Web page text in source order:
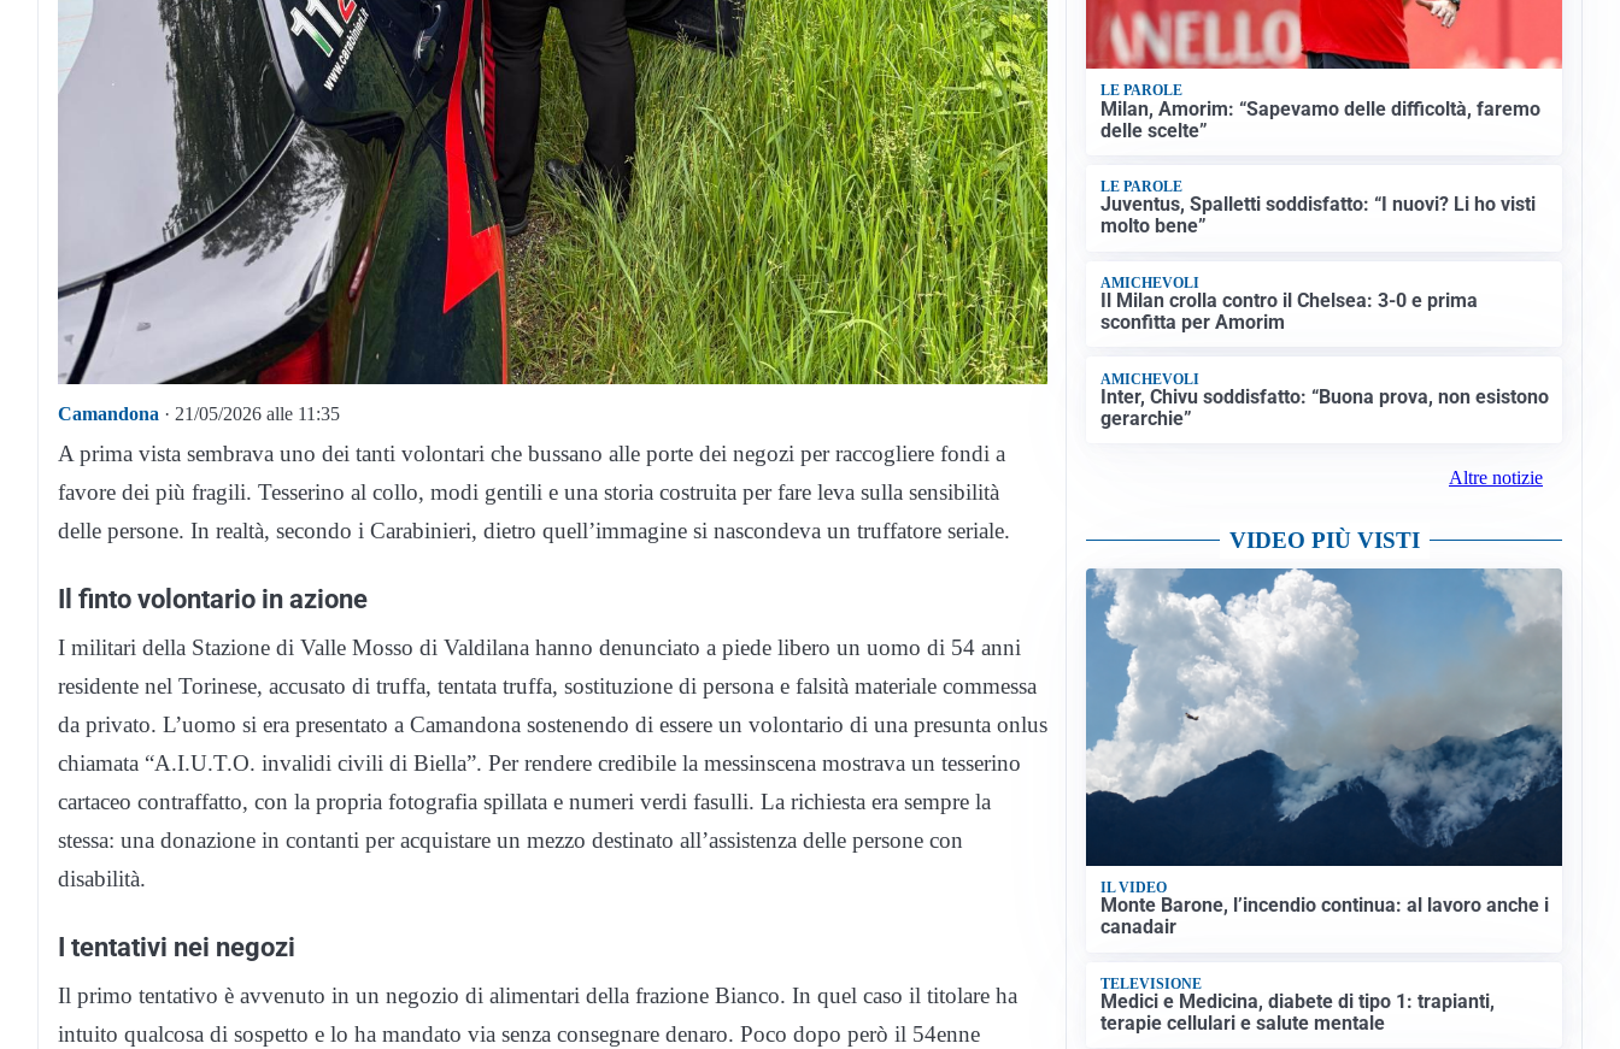
Camandona · 21/05/2026 alle 11:35
A prima vista sembrava uno dei tanti volontari che bussano alle porte dei negozi per raccogliere fondi a
favore dei più fragili. Tesserino al collo, modi gentili e una storia costruita per fare leva sulla sensibilità
delle persone. In realtà, secondo i Carabinieri, dietro quell’immagine si nascondeva un truffatore seriale.
Il finto volontario in azione
I militari della Stazione di Valle Mosso di Valdilana hanno denunciato a piede libero un uomo di 54 anni
residente nel Torinese, accusato di truffa, tentata truffa, sostituzione di persona e falsità materiale commessa
da privato. L’uomo si era presentato a Camandona sostenendo di essere un volontario di una presunta onlus
chiamata “A.I.U.T.O. invalidi civili di Biella”. Per rendere credibile la messinscena mostrava un tesserino
cartaceo contraffatto, con la propria fotografia spillata e numeri verdi fasulli. La richiesta era sempre la
stessa: una donazione in contanti per acquistare un mezzo destinato all’assistenza delle persone con
disabilità.
I tentativi nei negozi
Il primo tentativo è avvenuto in un negozio di alimentari della frazione Bianco. In quel caso il titolare ha
intuito qualcosa di sospetto e lo ha mandato via senza consegnare denaro. Poco dopo però il 54enne
LE PAROLE
Milan, Amorim: “Sapevamo delle difficoltà, faremo
delle scelte”
LE PAROLE
Juventus, Spalletti soddisfatto: “I nuovi? Li ho visti
molto bene”
AMICHEVOLI
Il Milan crolla contro il Chelsea: 3-0 e prima
sconfitta per Amorim
AMICHEVOLI
Inter, Chivu soddisfatto: “Buona prova, non esistono
gerarchie”
Altre notizie
VIDEO PIÙ VISTI
IL VIDEO
Monte Barone, l’incendio continua: al lavoro anche i
canadair
TELEVISIONE
Medici e Medicina, diabete di tipo 1: trapianti,
terapie cellulari e salute mentale